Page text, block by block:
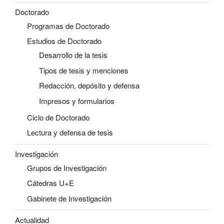
Doctorado
Programas de Doctorado
Estudios de Doctorado
Desarrollo de la tesis
Tipos de tesis y menciones
Redacción, depósito y defensa
Impresos y formularios
Ciclo de Doctorado
Lectura y defensa de tesis
Investigación
Grupos de Investigación
Cátedras U+E
Gabinete de Investigación
Actualidad